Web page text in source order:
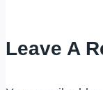
Leave A